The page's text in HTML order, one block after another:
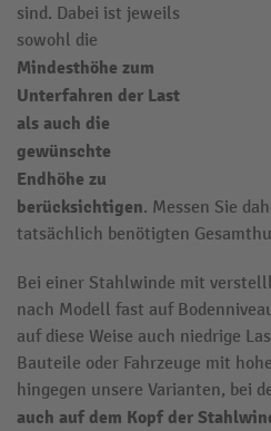
sind. Dabei ist jeweils
sowohl die
Mindesthöhe zum
Unterfahren der Last
als auch die
gewünschte
Endhöhe zu
berücksichtigen. Messen Sie
tatsächlich benötigten
Bei einer Stahlwinde mit
nach Modell fast auf
auf diese Weise auch niedrige
Bauteile oder Fahrzeuge mit
hingegen unsere Varianten, bei
auch auf dem Kopf der